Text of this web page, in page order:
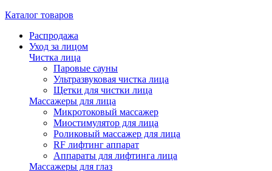
Каталог товаров
Распродажа
Уход за лицом
Чистка лица
Паровые сауны
Ультразвуковая чистка лица
Щетки для чистки лица
Массажеры для лица
Микротоковый массажер
Миостимулятор для лица
Роликовый массажер для лица
RF лифтинг аппарат
Аппараты для лифтинга лица
Массажеры для глаз